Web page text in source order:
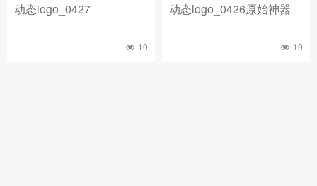
动态logo_0427
10
动态logo_0426原始神器
10